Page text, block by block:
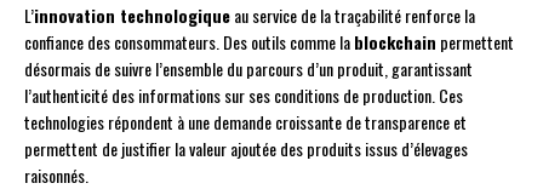
L’innovation technologiqueau service de la traçabilité renforce la
confiance des consommateurs. Des outils comme lablockchain permettent
désormais de suivre l’ensemble du parcours d’un produit, garantissant
l’authenticité des informations sur ses conditions de production. Ces
technologies répondent à une demande croissante de transparence et
permettent de justifier la valeur ajoutée des produits issus d’élevages
raisonnés.